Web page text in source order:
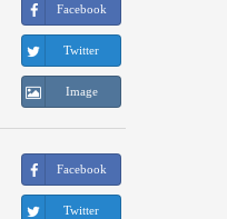
Facebook
Twitter
Image
Facebook
Twitter